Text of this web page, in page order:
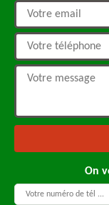
On